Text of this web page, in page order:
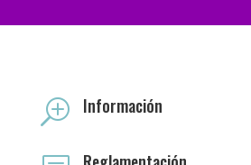
T Información